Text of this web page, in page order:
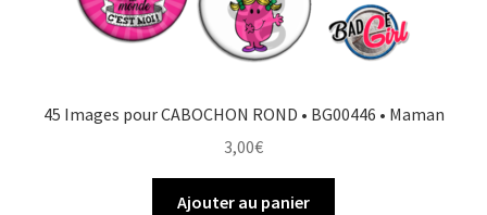
45 Images pour CABOCHON ROND • BG00446 • Maman
3,00€
Ajouter au panier